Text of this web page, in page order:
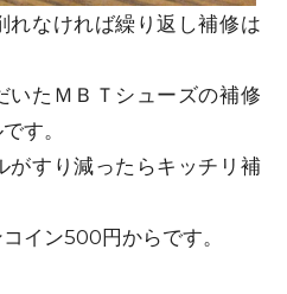
れなければ繰り返し補修は
いたＭＢＴシューズの補修
す。
がすり減ったらキッチリ補
イン500円からです。